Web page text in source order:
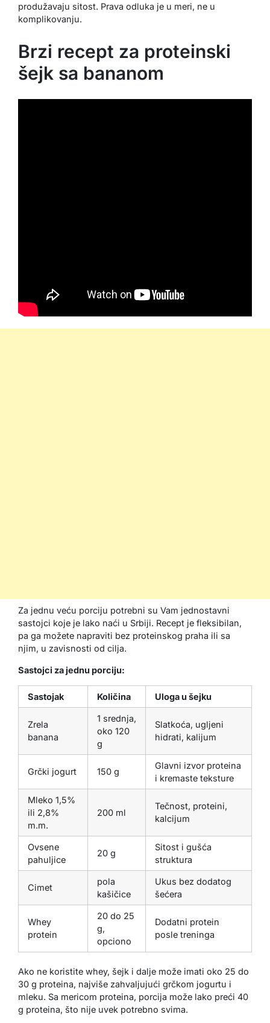
produžavaju sitost. Prava odluka je u meri, ne u
komplikovanju.
Brzi recept za proteinski
šejk sa bananom
Za jednu veću porciju potrebni su Vam jednostavni
sastojci koje je lako naći u Srbiji. Recept je fleksibilan,
pa ga možete napraviti bez proteinskog praha ili sa
njim, u zavisnosti od cilja.
Sastojci za jednu porciju:
Sastojak Količina Uloga u šejku
Zrela
banana
1 srednja,
oko 120
g
Slatkoća, ugljeni
hidrati, kalijum
Grčki jogurt 150 g
Glavni izvor proteina
i kremaste teksture
Mleko 1,5%
ili 2,8%
m.m.
200 ml
Tečnost, proteini,
kalcijum
Ovsene
pahuljice
20 g
Sitost i gušća
struktura
Cimet
pola
kašičice
Ukus bez dodatog
šećera
Whey
protein
20 do 25
g,
opciono
Dodatni protein
posle treninga
Ako ne koristite whey, šejk i dalje može imati oko 25 do
30 g proteina, najviše zahvaljujući grčkom jogurtu i
mleku. Sa mericom proteina, porcija može lako preći 40
g proteina, što nije uvek potrebno svima.